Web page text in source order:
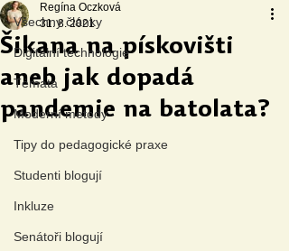
Všechny články
Digitální technologie
Témata
Moderní metody
Tipy do pedagogické praxe
Studenti blogují
Inkluze
Senátoři blogují
Šikana na pískovišti
aneb jak dopadá
pandemie na batolata?
Regína Oczková
31. 8. 2021